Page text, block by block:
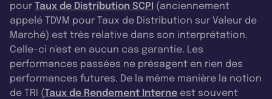
pour Taux de Distribution SCPI (anciennement
appelé TDVM pour Taux de Distribution sur Valeur de
Marché) est très relative dans son interprétation.
Celle-ci n'est en aucun cas garantie. Les
performances passées ne présagent en rien des
performances futures. De la même manière la notion
de TRI (Taux de Rendement Interne est souvent